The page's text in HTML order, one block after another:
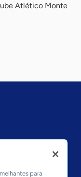
Atlético Monte
para